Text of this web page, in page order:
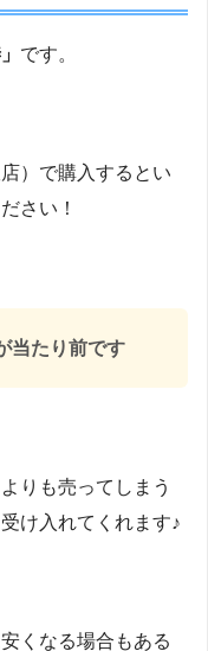
です。
）で購入するとい
さい！
当たり前です
りも売ってしまう
け入れてくれます♪
くなる場合もある